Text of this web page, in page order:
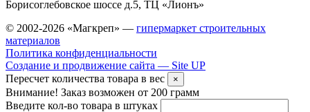
Борисоглебовское шоссе д.5, ТЦ «Лионъ»
© 2002-2026 «Магкреп» — гипермаркет строительных
материалов
Политика конфиденциальности
Создание и продвижение сайта — Site UP
Пересчет количества товара в вес
×
Внимание! Заказ возможен от 200 грамм
Введите кол-во товара в штуках